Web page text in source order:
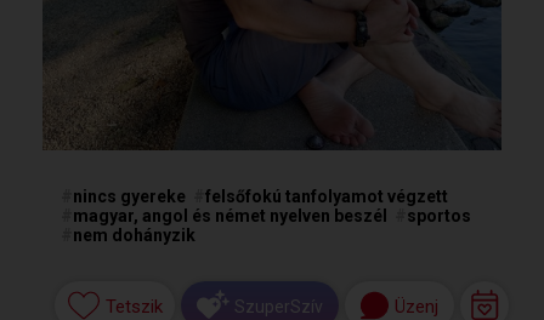
nincs gyereke
felsőfokú tanfolyamot végzett
magyar, angol és német nyelven beszél
sportos
nem dohányzik
Tetszik SzuperSzív Üzenj